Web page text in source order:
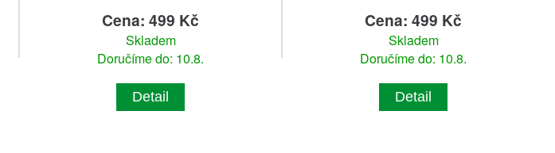
Cena: 499 Kč
Skladem
Doručíme do: 10.8.
Detail
Cena: 499 Kč
Skladem
Doručíme do: 10.8.
Detail